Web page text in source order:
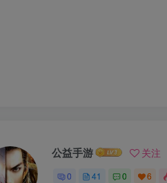
公益手游 关注
0 41 0 6